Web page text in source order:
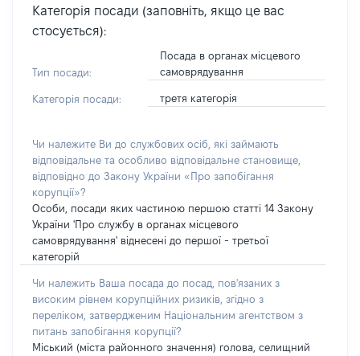
Категорія посади (заповніть, якщо це вас
стосується):
Тип посади:
Посада в органах місцевого
самоврядування
Категорія посади: третя категорія
Чи належите Ви до службових осіб, які займають
відповідальне та особливо відповідальне становище,
відповідно до Закону України «Про запобігання
корупції»?
Особи, посади яких частиною першою статті 14 Закону
України 'Про службу в органах місцевого
самоврядування' віднесені до першої - третьої
категорій
Чи належить Ваша посада до посад, пов'язаних з
високим рівнем корупційних ризиків, згідно з
переліком, затвердженим Національним агентством з
питань запобігання корупції?
Міський (міста районного значення) голова, селищний